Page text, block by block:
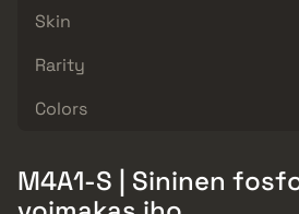
Skin
Rarity
Colors
M4A1-S | Sininen